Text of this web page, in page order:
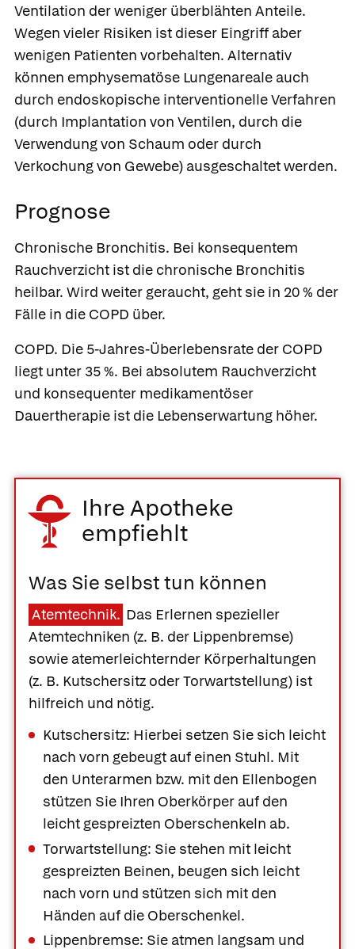
Ventilation der weniger überblähten Anteile.
Wegen vieler Risiken ist dieser Eingriff aber
wenigen Patienten vorbehalten. Alternativ
können emphysematöse Lungenareale auch
durch endoskopische interventionelle Verfahren
(durch Implantation von Ventilen, durch die
Verwendung von Schaum oder durch
Verkochung von Gewebe) ausgeschaltet werden.
Prognose
Chronische Bronchitis. Bei konsequentem
Rauchverzicht ist die chronische Bronchitis
heilbar. Wird weiter geraucht, geht sie in 20 % der
Fälle in die COPD über.
COPD. Die 5-Jahres-Überlebensrate der COPD
liegt unter 35 %. Bei absolutem Rauchverzicht
und konsequenter medikamentöser
Dauertherapie ist die Lebenserwartung höher.
Ihre Apotheke
empfiehlt
Was Sie selbst tun können
Atemtechnik. Das Erlernen spezieller
Atemtechniken (z. B. der Lippenbremse)
sowie atemerleichternder Körperhaltungen
(z. B. Kutschersitz oder Torwartstellung) ist
hilfreich und nötig.
Kutschersitz: Hierbei setzen Sie sich leicht
nach vorn gebeugt auf einen Stuhl. Mit
den Unterarmen bzw. mit den Ellenbogen
stützen Sie Ihren Oberkörper auf den
leicht gespreizten Oberschenkeln ab.
Torwartstellung: Sie stehen mit leicht
gespreizten Beinen, beugen sich leicht
nach vorn und stützen sich mit den
Händen auf die Oberschenkel.
Lippenbremse: Sie atmen langsam und
Was Ihre Apotheke
empfiehlt